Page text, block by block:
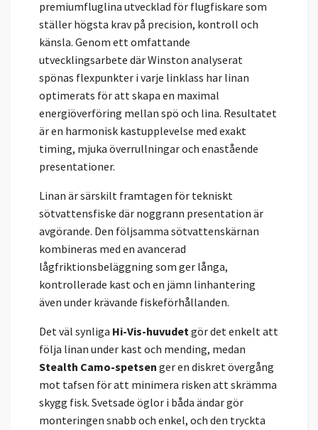
premiumfluglina utvecklad för flugfiskare som
ställer högsta krav på precision, kontroll och
känsla. Genom ett omfattande
utvecklingsarbete där Winston analyserat
spönas flexpunkter i varje linklass har linan
optimerats för att skapa en maximal
energiöverföring mellan spö och lina. Resultatet
är en harmonisk kastupplevelse med exakt
timing, mjuka överrullningar och enastående
presentationer.
Linan är särskilt framtagen för tekniskt
sötvattensfiske där noggrann presentation är
avgörande. Den följsamma sötvattenskärnan
kombineras med en avancerad
lågfriktionsbeläggning som ger långa,
kontrollerade kast och en jämn linhantering
även under krävande fiskeförhållanden.
Det väl synliga Hi-Vis-huvudetgör det enkelt att
följa linan under kast och mending, medan
Stealth Camo-spetsen ger en diskret övergång
mot tafsen för att minimera risken att skrämma
skygg fisk. Svetsade öglor i båda ändar gör
monteringen snabb och enkel, och den tryckta